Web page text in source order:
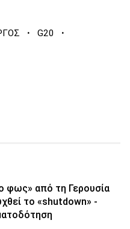
· G20 ·
φως» από τη Γερουσία
το «shutdown» -